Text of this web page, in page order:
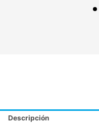
Descripción